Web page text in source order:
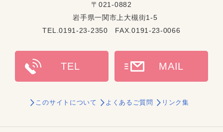
〒021-0882
岩手県一関市上大槻街1-5
TEL.0191-23-2350 FAX.0191-23-0066
このサイトについて よくあるご質問 リンク集